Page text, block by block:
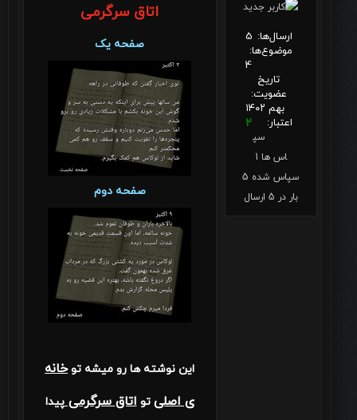
ارسال‌ها: 5
موضوع‌ها:
4
تاریخ
عضویت:
بهم ۱۴۰۲
اعتبار:
2
سپ
اس ها 1
سپاس شده 5
بار در 5 ارسال
اتاق سرگرمی
صفحه یک
صفحه دوم
این نوشته ها رو میشه توخانه
ی اصلی تواتاق سرگرمیپیدا